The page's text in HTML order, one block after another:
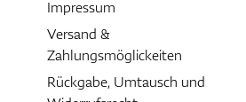
Impressum
Versand &
Zahlungsmöglickeiten
Rückgabe, Umtausch und